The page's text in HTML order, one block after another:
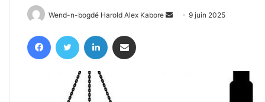
Wend-n-bogdé Harold Alex Kabore
Envoyer9 juin 2025
FacebookTwitter Linkedin